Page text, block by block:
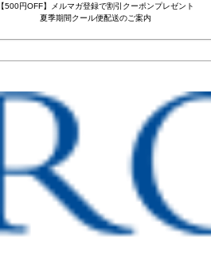
【500円OFF】メルマガ登録で割引クーポンプレゼント
夏季期間クール便配送のご案内